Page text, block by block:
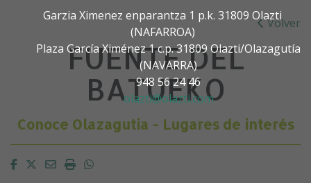
Garzia Ximenez enparantza 1 p.k. 31809 Olazti
(NAFARROA)
Plaza García Ximénez 1 c.p. 31809 Olazti/Olazagutía
(NAVARRA)
948 56 24 46
olazti@olazti.com
Volver
FUENTE DEL
BATUEKO
Conoce Olazagutia - Lugares de interés
Facebook
Twitter
EmailImprimirWhatsapp